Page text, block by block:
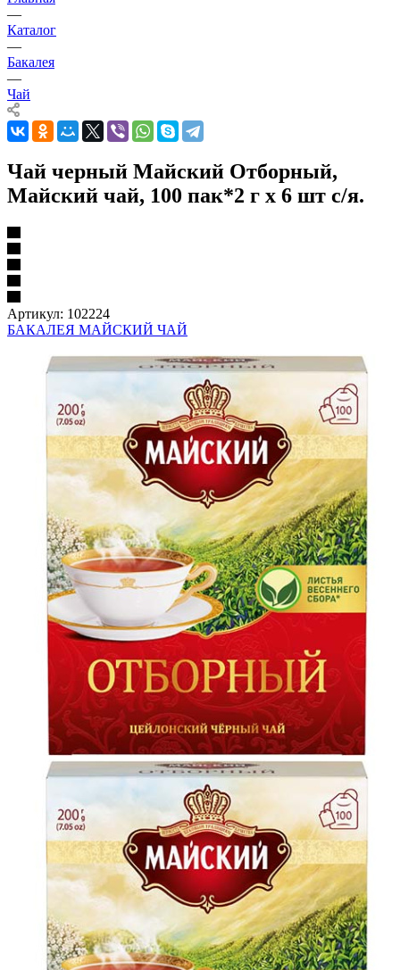
—
Каталог
—
Бакалея
—
Чай
Чай черный Майский Отборный,
Майский чай, 100 пак*2 г х 6 шт с/я.
Артикул: 102224
БАКАЛЕЯ МАЙСКИЙ ЧАЙ